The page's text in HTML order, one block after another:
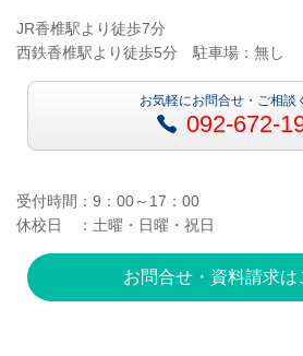
JR香椎駅より徒歩7分
西鉄香椎駅より徒歩5分 駐車場：無し
お気軽にお問合せ・ご相談
092-672-
受付時間：9：00～17：00
休校日 ：土曜・日曜・祝日
お問合せ・資料請求は